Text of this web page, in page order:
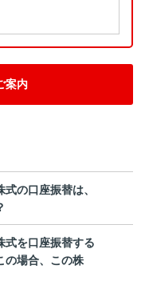
案内
の口座振替は、
式を口座振替する
の場合、この株